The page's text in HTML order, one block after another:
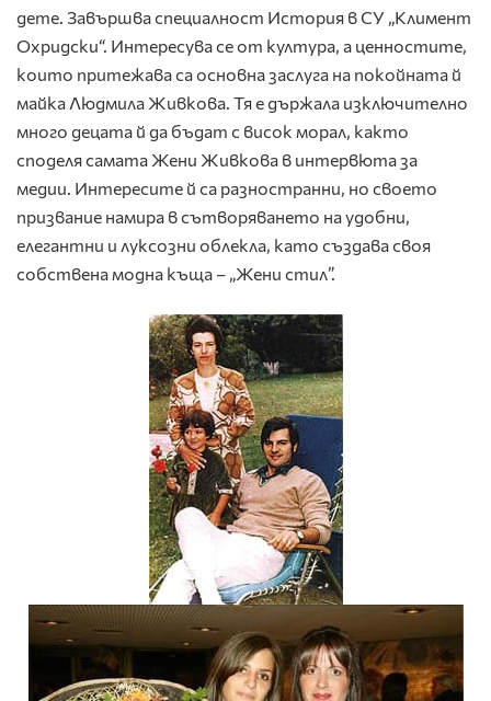
дете. Завършва специалност История в СУ „Климент
Охридски“. Интересува се от култура, а ценностите,
които притежава са основна заслуга на покойната й
майка Людмила Живкова. Тя е държала изключително
много децата й да бъдат с висок морал, както
споделя самата Жени Живкова в интервюта за
медии. Интересите й са разностранни, но своето
призвание намира в сътворяването на удобни,
елегантни и луксозни облекла, като създава своя
собствена модна къща – „Жени стил”.